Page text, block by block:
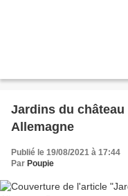
Jardins du
Allemagne
Publié le 19/08/2021 à 17:44
Par Poupie